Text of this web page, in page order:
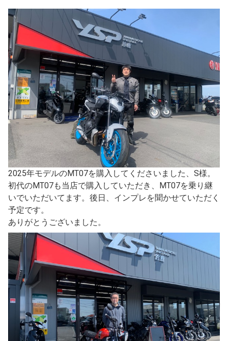
2025年モデルのMT07を購入してくださいました、S様。
初代のMT07も当店で購入していただき、MT07を乗り継
いでいただいてます。後日、インプレを聞かせていただく
予定です。
ありがとうございました。